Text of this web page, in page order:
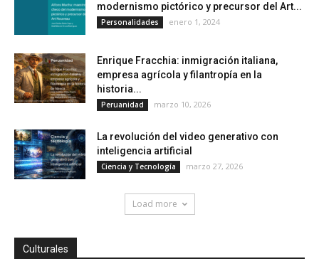
modernismo pictórico y precursor del Art...
Personalidades enero 1, 2024
Enrique Fracchia: inmigración italiana,
empresa agrícola y filantropía en la
historia...
Peruanidad marzo 10, 2026
La revolución del video generativo con
inteligencia artificial
Ciencia y Tecnología marzo 27, 2026
Load more
Culturales